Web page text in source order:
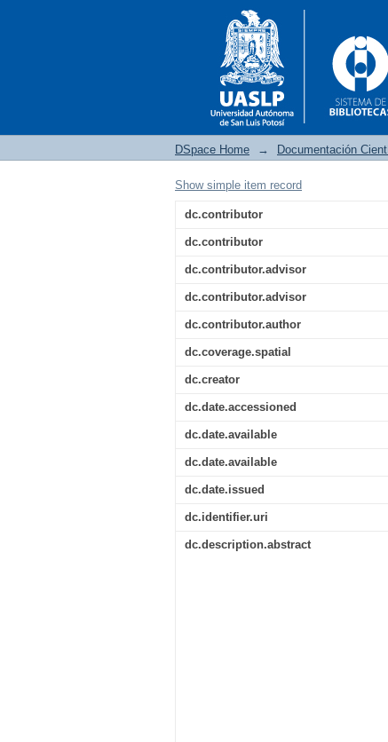
Prevención y
asintomático en
DSpace Home → Documentación
Show simple item record
dc.contributor
dc.contributor
dc.contributor.advisor
dc.contributor.advisor
dc.contributor.author
dc.coverage.spatial
dc.creator
dc.date.accessioned
dc.date.available
dc.date.available
dc.date.issued
dc.identifier.uri
dc.description.abstract